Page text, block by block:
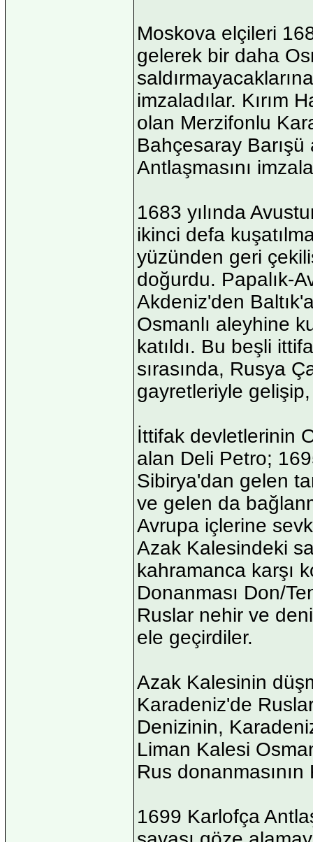
Moskova elçileri
gelerek bir daha
imzaladılar. Kırım
olan Merzifonlu
Bahçesaray Barışü
Antlaşmasını
1683 yılında
ikinci defa
yüzünden geri
doğurdu. Papalık-
Akdeniz'den
Osmanlı aleyhine
katıldı. Bu beşli
sırasında, Rusya
gayretleriyle
İttifak devletlerinin
alan Deli Petro;
Sibirya'dan gelen
ve gelen da
Avrupa içlerine
Azak Kalesindeki
kahramanca karşı
Donanması Don/
Ruslar nehir ve
ele geçirdiler.
Azak Kalesinin
Karadeniz'de
Denizinin,
Liman Kalesi
Rus
1699 Karlofça